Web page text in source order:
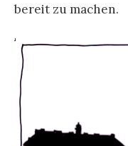
bereit zu machen.